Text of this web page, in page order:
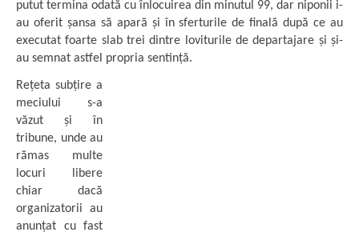
putut termina odată cu înlocuirea din minutul 99, dar niponii i-
au oferit șansa să apară și în sferturile de finală după ce au
executat foarte slab trei dintre loviturile de departajare și și-
au semnat astfel propria sentință.
Rețeta subțire a
meciului s-a
văzut și în
tribune, unde au
rămas multe
locuri libere
chiar dacă
organizatorii au
anunțat cu fast